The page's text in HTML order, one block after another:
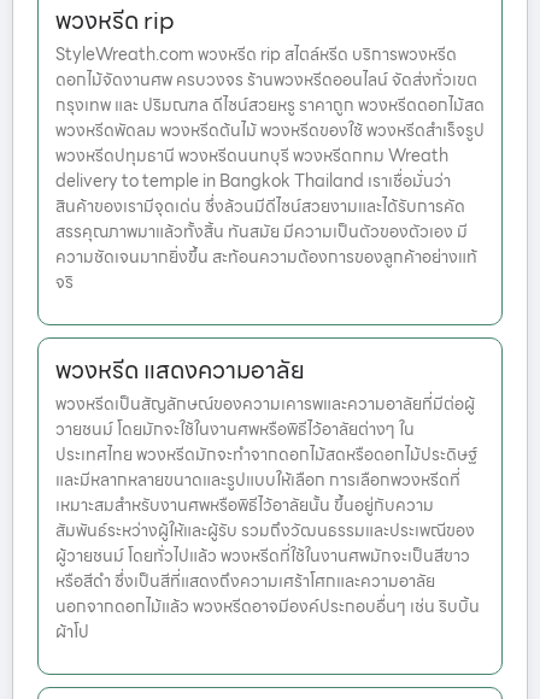
พวงหรีด rip
StyleWreath.com พวงหรีด rip สไตล์หรีด บริการพวงหรีด
ดอกไม้จัดงานศพ ครบวงจร ร้านพวงหรีดออนไลน์ จัดส่งทั่วเขต
กรุงเทพ และ ปริมณฑล ดีไซน์สวยหรู ราคาถูก พวงหรีดดอกไม้สด
พวงหรีดพัดลม พวงหรีดต้นไม้ พวงหรีดของใช้ พวงหรีดสำเร็จรูป
พวงหรีดปทุมธานี พวงหรีดนนทบุรี พวงหรีดกทม Wreath
delivery to temple in Bangkok Thailand เราเชื่อมั่นว่า
สินค้าของเรามีจุดเด่น ซึ่งล้วนมีดีไซน์สวยงามและได้รับการคัด
สรรคุณภาพมาแล้วทั้งสิ้น ทันสมัย มีความเป็นตัวของตัวเอง มี
ความชัดเจนมากยิ่งขึ้น สะท้อนความต้องการของลูกค้าอย่างแท้
จริ
พวงหรีด แสดงความอาลัย
พวงหรีดเป็นสัญลักษณ์ของความเคารพและความอาลัยที่มีต่อผู้
วายชนม์ โดยมักจะใช้ในงานศพหรือพิธีไว้อาลัยต่างๆ ใน
ประเทศไทย พวงหรีดมักจะทำจากดอกไม้สดหรือดอกไม้ประดิษฐ์
และมีหลากหลายขนาดและรูปแบบให้เลือก การเลือกพวงหรีดที่
เหมาะสมสำหรับงานศพหรือพิธีไว้อาลัยนั้น ขึ้นอยู่กับความ
สัมพันธ์ระหว่างผู้ให้และผู้รับ รวมถึงวัฒนธรรมและประเพณีของ
ผู้วายชนม์ โดยทั่วไปแล้ว พวงหรีดที่ใช้ในงานศพมักจะเป็นสีขาว
หรือสีดำ ซึ่งเป็นสีที่แสดงถึงความเศร้าโศกและความอาลัย
นอกจากดอกไม้แล้ว พวงหรีดอาจมีองค์ประกอบอื่นๆ เช่น ริบบิ้น
ผ้าโป